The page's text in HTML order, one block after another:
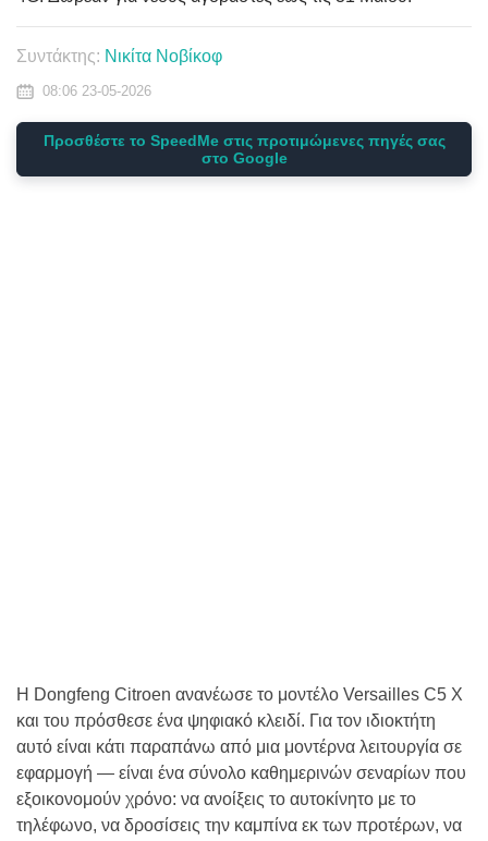
Συντάκτης: Νικίτα Νοβίκοφ
08:06 23-05-2026
Προσθέστε το SpeedMe στις προτιμώμενες πηγές σας
στο Google
Η Dongfeng Citroen ανανέωσε το μοντέλο Versailles C5 X
και του πρόσθεσε ένα ψηφιακό κλειδί. Για τον ιδιοκτήτη
αυτό είναι κάτι παραπάνω από μια μοντέρνα λειτουργία σε
εφαρμογή — είναι ένα σύνολο καθημερινών σεναρίων που
εξοικονομούν χρόνο: να ανοίξεις το αυτοκίνητο με το
τηλέφωνο, να δροσίσεις την καμπίνα εκ των προτέρων, να